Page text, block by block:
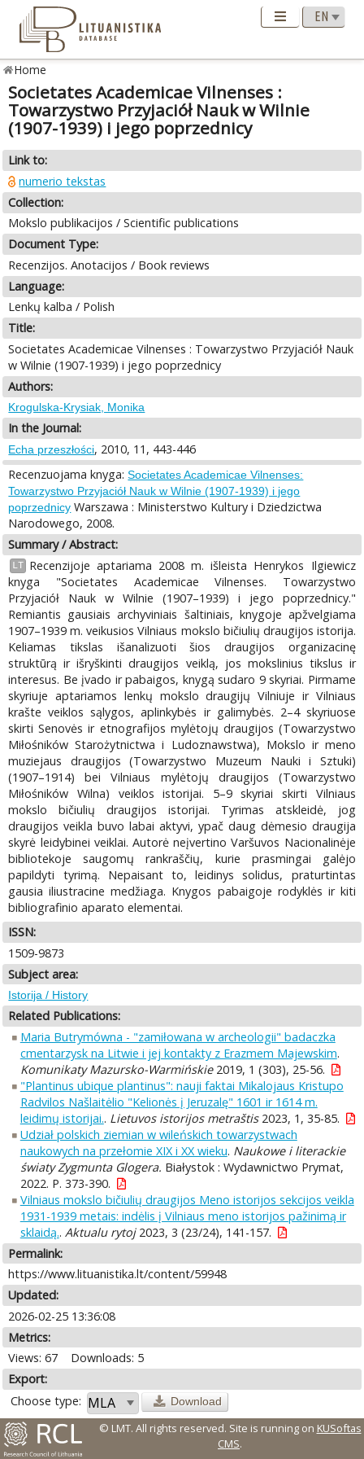
Home
Societates Academicae Vilnenses :
Towarzystwo Przyjaciół Nauk w Wilnie
(1907-1939) i jego poprzednicy
Link to:
numerio tekstas
Collection:
Mokslo publikacijos / Scientific publications
Document Type:
Recenzijos. Anotacijos / Book reviews
Language:
Lenkų kalba / Polish
Title:
Societates Academicae Vilnenses : Towarzystwo Przyjaciół Nauk
w Wilnie (1907-1939) i jego poprzednicy
Authors:
Krogulska-Krysiak, Monika
In the Journal:
Echa przeszłości, 2010, 11, 443-446
Recenzuojama knyga:Societates Academicae Vilnenses:
Towarzystwo Przyjaciół Nauk w Wilnie (1907-1939) i jego
poprzednicy Warszawa : Ministerstwo Kultury i Dziedzictwa
Narodowego, 2008.
Summary / Abstract:
LT
Recenzijoje aptariama 2008 m. išleista Henrykos Ilgiewicz
knyga "Societates Academicae Vilnenses. Towarzystwo
Przyjaciół Nauk w Wilnie (1907–1939) i jego poprzednicy."
Remiantis gausiais archyviniais šaltiniais, knygoje apžvelgiama
1907–1939 m. veikusios Vilniaus mokslo bičiulių draugijos istorija.
Keliamas tikslas išanalizuoti šios draugijos organizacinę
struktūrą ir išryškinti draugijos veiklą, jos mokslinius tikslus ir
interesus. Be įvado ir pabaigos, knygą sudaro 9 skyriai. Pirmame
skyriuje aptariamos lenkų mokslo draugijų Vilniuje ir Vilniaus
krašte veiklos sąlygos, aplinkybės ir galimybės. 2–4 skyriuose
skirti Senovės ir etnografijos mylėtojų draugijos (Towarzystwo
Miłośników Starożytnictwa i Ludoznawstwa), Mokslo ir meno
muziejaus draugijos (Towarzystwo Muzeum Nauki i Sztuki)
(1907–1914) bei Vilniaus mylėtojų draugijos (Towarzystwo
Miłośników Wilna) veiklos istorijai. 5–9 skyriai skirti Vilniaus
mokslo bičiulių draugijos istorijai. Tyrimas atskleidė, jog
draugijos veikla buvo labai aktyvi, ypač daug dėmesio draugija
skyrė leidybinei veiklai. Autorė neįvertino Varšuvos Nacionalinėje
bibliotekoje saugomų rankraščių, kurie prasmingai galėjo
papildyti tyrimą. Nepaisant to, leidinys solidus, praturtintas
gausia iliustracine medžiaga. Knygos pabaigoje rodyklės ir kiti
bibliografinio aparato elementai.
ISSN:
1509-9873
Subject area:
Istorija / History
Related Publications:
Maria Butrymówna - "zamiłowana w archeologii" badaczka
cmentarzysk na Litwie i jej kontakty z Erazmem Majewskim.
Komunikaty Mazursko-Warmińskie2019, 1 (303), 25-56.
"Plantinus ubique plantinus": nauji faktai Mikalojaus Kristupo
Radvilos Našlaitėlio "Kelionės į Jeruzalę" 1601 ir 1614 m.
leidimų istorijai.. Lietuvos istorijos metraštis2023, 1, 35-85.
Udział polskich ziemian w wileńskich towarzystwach
naukowych na przełomie XIX i XX wieku. Naukowe i literackie
światy Zygmunta Glogera. Białystok : Wydawnictwo Prymat,
2022. P. 373-390.
Vilniaus mokslo bičiulių draugijos Meno istorijos sekcijos veikla
1931-1939 metais: indėlis į Vilniaus meno istorijos pažinimą ir
sklaidą.. Aktualu rytoj2023, 3 (23/24), 141-157.
Permalink:
https://www.lituanistika.lt/content/59948
Updated:
2026-02-25 13:36:08
Metrics:
Views: 67
Downloads: 5
Export:
Choose type:
Download
© LMT. All rights reserved. Site is running on KUSoftas
CMS.